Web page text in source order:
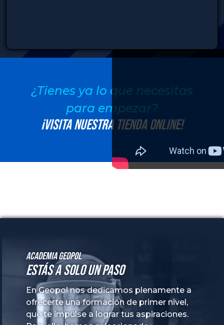
¿Tienes ya lo que necesitas
para empezar?
¡Visita nuestra tienda online!
Academia GeoPol
Estás a solo un paso
En Geopol nos dedicamos plenamente a
ofrecerte una formación de primer nivel,
que te impulse a lograr tus aspiraciones.